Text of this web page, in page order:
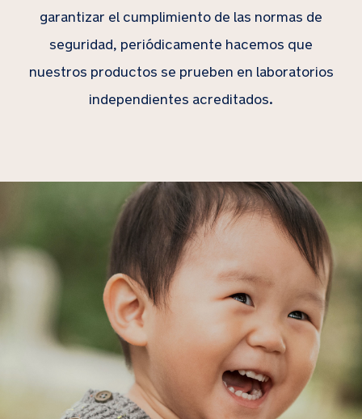
garantizar el cumplimiento de las normas de
seguridad, periódicamente hacemos que
nuestros productos se prueben en laboratorios
independientes acreditados.